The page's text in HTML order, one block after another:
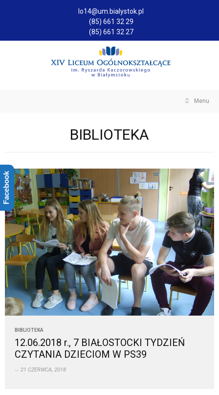
lo14@um.bialystok.pl
(85) 661 32 29
(85) 661 32 27
Menu
BIBLIOTEKA
BIBLIOTEKA
12.06.2018 r., 7 BIAŁOSTOCKI TYDZIEŃ
CZYTANIA DZIECIOM W PS39
21 CZERWCA, 2018
Facebook